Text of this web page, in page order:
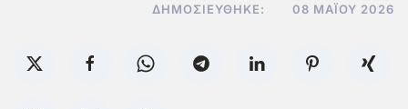
ΔΗΜΟΣΙΕΎΘΗΚΕ: 08 ΜΑΪ́ΟΥ 2026